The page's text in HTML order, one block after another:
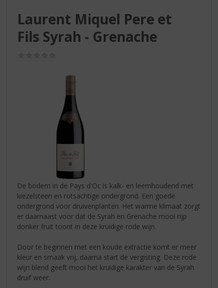
Laurent Miquel Pere et
Fils Syrah - Grenache
De bodem in de Pays d'Oc is kalk- en leemhoudend met
kiezelsteen en rotsachtige ondergrond. Een goede
ondergrond voor druivenplanten. Het warme klimaat zorgt
er daarnaast voor dat de Syrah en Grenache mooi rijp
donker fruit toont in deze kruidige rode wijn.
Door te beginnen met een koude extractie komt er meer
kleur en smaak vrij, daarna start de vergisting. Deze rode
wijn blend geeft mooi het kruidige karakter van de Syrah
druif weer.